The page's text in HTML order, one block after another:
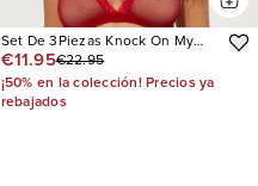
Set De 3Piezas Knock On My
Door Lace
€11.95€22.95
¡50% en la colección! Precios ya
rebajados